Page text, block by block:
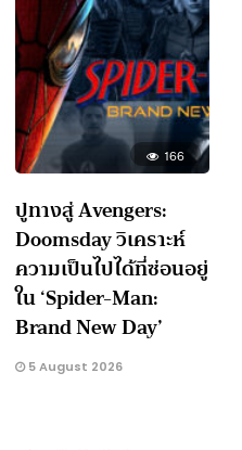
166
ปูทางสู่ Avengers:
Doomsday วิเคราะห์
ความเป็นไปได้ที่ซ่อนอยู่
ใน ‘Spider-Man:
Brand New Day’
5 August 2026